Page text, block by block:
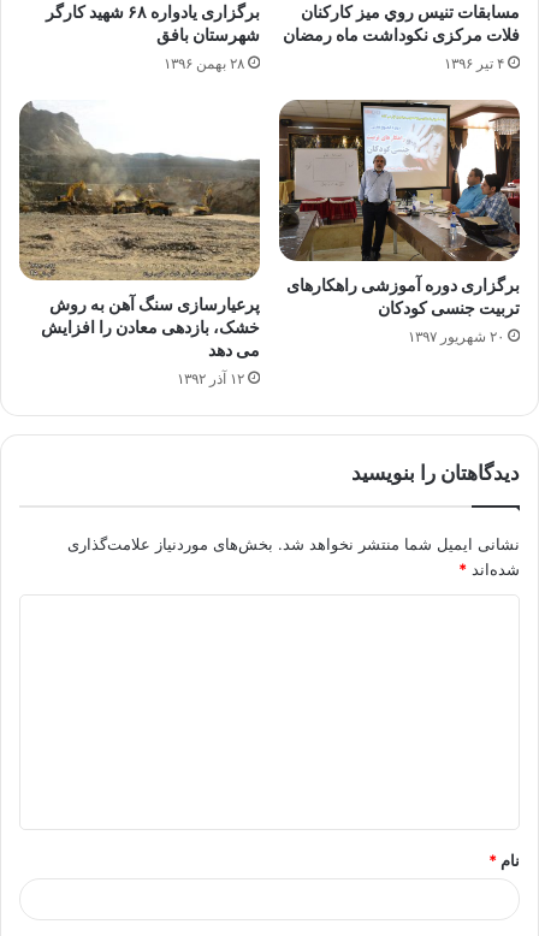
مسابقات تنيس روي ميز کارکنان
فلات مرکزی نکوداشت ماه رمضان
۴ تیر ۱۳۹۶
برگزاری یادواره ۶۸ شهید کارگر
شهرستان بافق
۲۸ بهمن ۱۳۹۶
برگزاری دوره آموزشی راهکارهای
تربیت جنسی کودکان
۲۰ شهریور ۱۳۹۷
پرعیارسازی سنگ آهن به روش
خشک، بازدهی معادن را افزایش
می دهد
۱۲ آذر ۱۳۹۲
دیدگاهتان را بنویسید
نشانی ایمیل شما منتشر نخواهد شد. بخش‌های موردنیاز علامت‌گذاری
شده‌اند *
*
نام *